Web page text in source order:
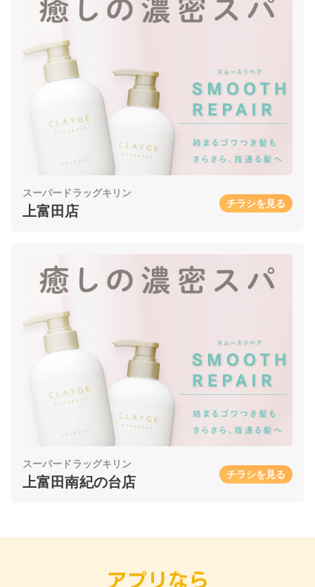
スーパードラッグキリン
上富田店 チラシを見る
スーパードラッグキリン
上富田南紀の台店 チラシを見る